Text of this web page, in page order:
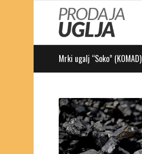
Mrki ugalj “Soko” (KOMAD)